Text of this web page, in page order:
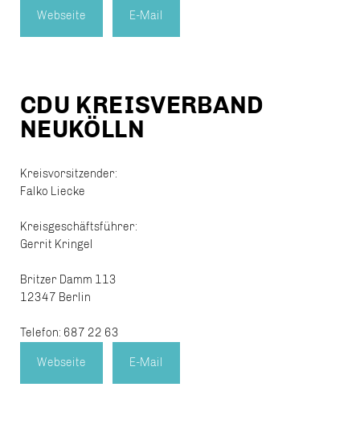
Webseite E-Mail
CDU KREISVERBAND
NEUKÖLLN
Kreisvorsitzender:
Falko Liecke
Kreisgeschäftsführer:
Gerrit Kringel
Britzer Damm 113
12347 Berlin
Telefon: 687 22 63
Webseite E-Mail